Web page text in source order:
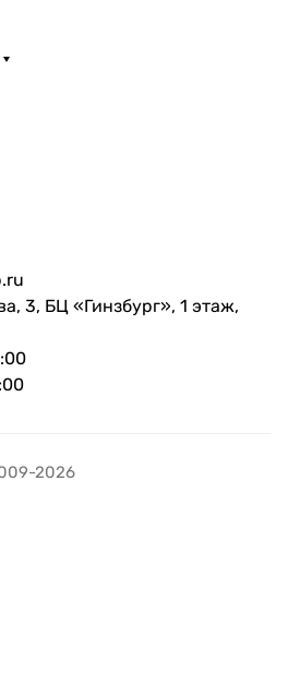
3, БЦ «Гинзбург», 1 этаж,
2026